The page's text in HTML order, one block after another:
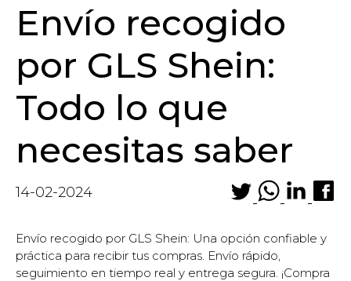
Envío recogido
por GLS Shein:
Todo lo que
necesitas saber
14-02-2024
Envío recogido por GLS Shein: Una opción confiable y
práctica para recibir tus compras. Envío rápido,
seguimiento en tiempo real y entrega segura. ¡Compra